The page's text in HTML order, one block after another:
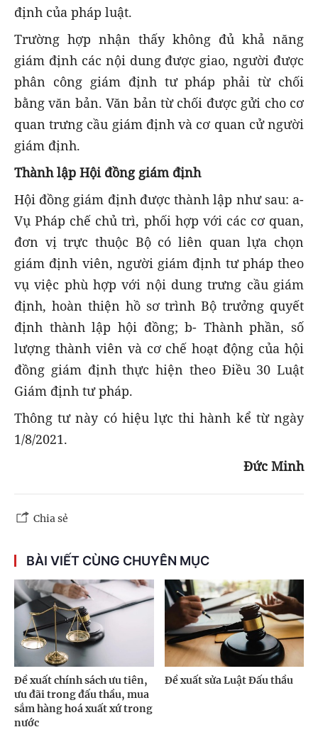
định của pháp luật.
Trường hợp nhận thấy không đủ khả năng
giám định các nội dung được giao, người được
phân công giám định tư pháp phải từ chối
bằng văn bản. Văn bản từ chối được gửi cho cơ
quan trưng cầu giám định và cơ quan cử người
giám định.
Thành lập Hội đồng giám định
Hội đồng giám định được thành lập như sau: a-
Vụ Pháp chế chủ trì, phối hợp với các cơ quan,
đơn vị trực thuộc Bộ có liên quan lựa chọn
giám định viên, người giám định tư pháp theo
vụ việc phù hợp với nội dung trưng cầu giám
định, hoàn thiện hồ sơ trình Bộ trưởng quyết
định thành lập hội đồng; b- Thành phần, số
lượng thành viên và cơ chế hoạt động của hội
đồng giám định thực hiện theo Điều 30 Luật
Giám định tư pháp.
Thông tư này có hiệu lực thi hành kể từ ngày
1/8/2021.
Đức Minh
Chia sẻ
BÀI VIẾT CÙNG CHUYÊN MỤC
Đề xuất chính sách ưu tiên,
ưu đãi trong đấu thầu, mua
sắm hàng hoá xuất xứ trong
nước
Đề xuất sửa Luật Đấu thầu